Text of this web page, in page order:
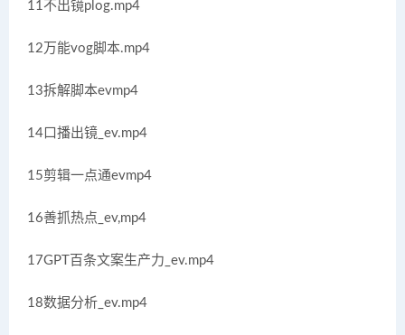
11不出镜plog.mp4
12万能vog脚本.mp4
13拆解脚本evmp4
14口播出镜_ev.mp4
15剪辑一点通evmp4
16善抓热点_ev,mp4
17GPT百条文案生产力_ev.mp4
18数据分析_ev.mp4